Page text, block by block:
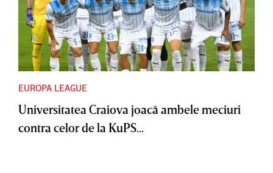
EUROPA LEAGUE
Universitatea Craiova joacă ambele meciuri
contra celor de la KuPS...